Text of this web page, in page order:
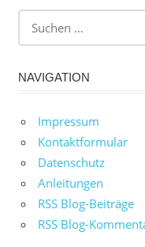
NAVIGATION
Impressum
Kontaktformular
Datenschutz
Anleitungen
RSS Blog-Beiträge
RSS Blog-